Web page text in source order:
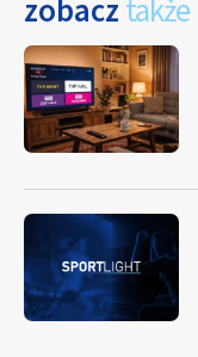
zobacz także